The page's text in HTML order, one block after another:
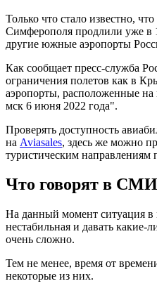
Только что стало известно,
Симферополя продлили уже в
другие южные аэропорты
Как сообщает пресс-служба
ограничения полетов как в
аэропорты, расположенные
мск 6 июня 2022 года".
Проверять доступность
на Aviasales, здесь же можно
туристическим
Что говорят в СМИ
На данный момент ситуация
нестабильная и давать какие-
очень сложно.
Тем не менее, время от
некоторые из них.